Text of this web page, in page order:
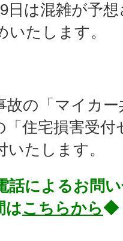
混雑が予想
いたします。
の「マイカー
「住宅損害受
たします。
によるお問
はこちらから◆